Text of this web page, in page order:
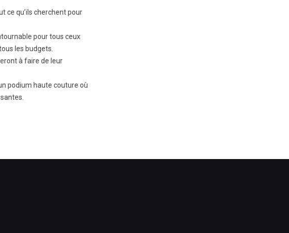
ce qu’ils cherchent pour
pour tous ceux
les budgets.
à faire de leur
podium haute couture où